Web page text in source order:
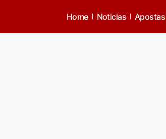
Home Noticias Apostas